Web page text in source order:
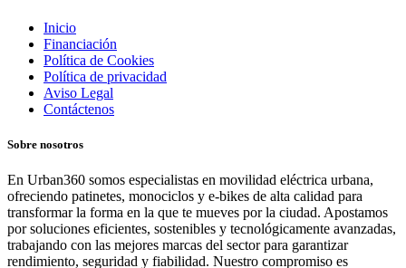
Inicio
Financiación
Política de Cookies
Política de privacidad
Aviso Legal
Contáctenos
Sobre nosotros
En Urban360 somos especialistas en movilidad eléctrica urbana,
ofreciendo patinetes, monociclos y e-bikes de alta calidad para
transformar la forma en la que te mueves por la ciudad. Apostamos
por soluciones eficientes, sostenibles y tecnológicamente avanzadas,
trabajando con las mejores marcas del sector para garantizar
rendimiento, seguridad y fiabilidad. Nuestro compromiso es